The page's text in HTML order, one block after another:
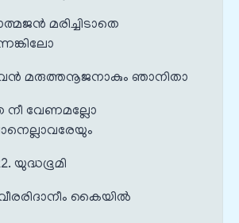
മരിച്ചിടാതെ
മരുത്തനൂജനാകും ഞാനിതാ
നീ വേണമല്ലോ
യുദ്ധഭൂമി
കൈയിൽ